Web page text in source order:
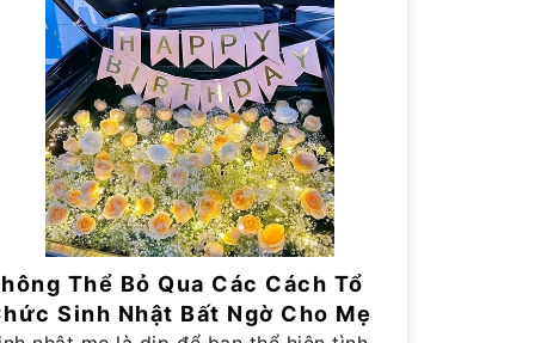
Thể Bỏ Qua Các Cách Tổ
Sinh Nhật Bất Ngờ Cho Mẹ